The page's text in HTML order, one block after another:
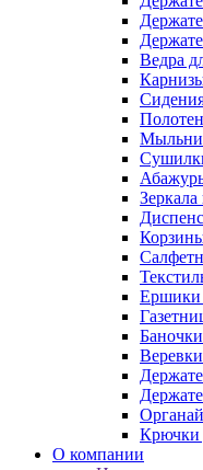
Ведра
Зеркала
Ершики
Крючки
О компании